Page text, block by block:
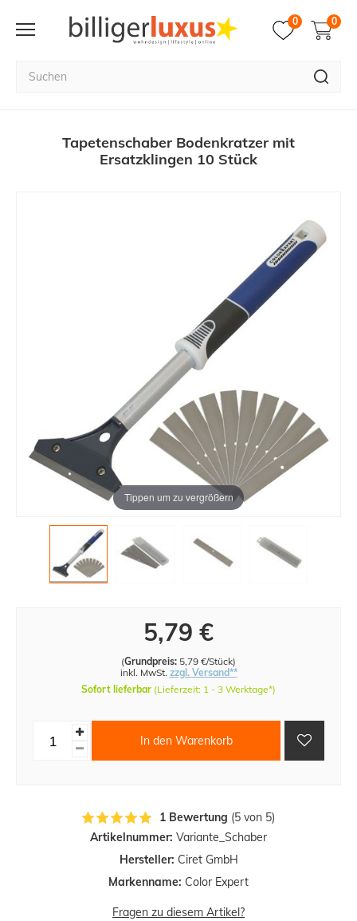
0 0
Tapetenschaber Bodenkratzer mit
Ersatzklingen 10 Stück
Tippen um zu vergrößern
Artikelnummer: Variante_Schaber
Hersteller: Ciret GmbH
Markenname: Color Expert
5,79 €
(Grundpreis: 5,79 €/Stück)
inkl. MwSt. zzgl. Versand**
Sofort lieferbar (Lieferzeit: 1 - 3 Werktage*)
In den Warenkorb
Fragen zu diesem Artikel?
1 Bewertung (5 von 5)